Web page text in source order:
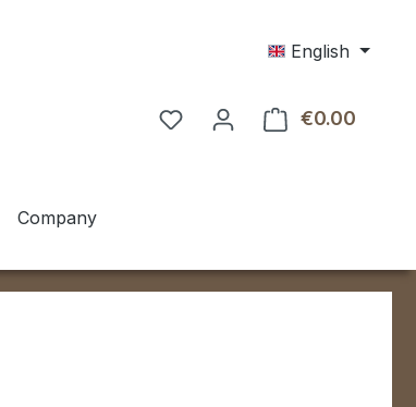
English
€0.00
Company